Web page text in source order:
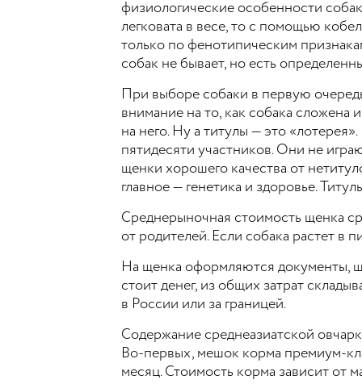
физиологические особенности
легковата в весе, то с помощью
только по фенотипическим
собак не бывает, но есть
При выборе собаки в первую
внимание на то, как собака сложена
на него. Ну а титулы — это
пятидесяти участников. Они не
щенки хорошего качества от
главное — генетика и здоровье.
Среднерыночная стоимость щенка
от родителей. Если собака растет в
На щенка оформляются документы,
стоит денег, из общих затрат
в России или за границей.
Содержание среднеазиатской
Во-первых, мешок корма премиум-
месяц. Стоимость корма зависит от